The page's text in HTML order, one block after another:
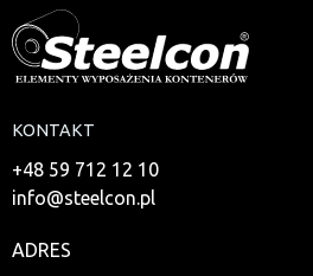
KONTAKT
+48 59 712 12 10
info@steelcon.pl
ADRES